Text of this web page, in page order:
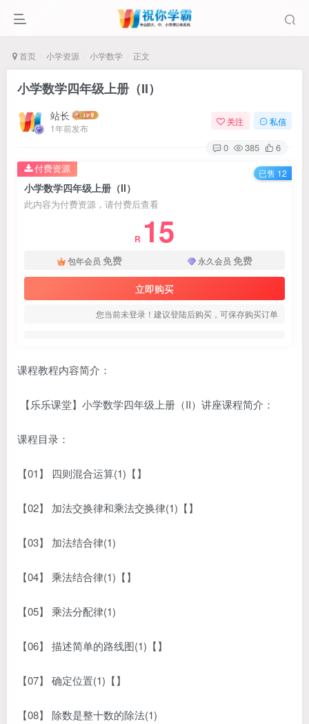
首页 小学资源 小学数学 正文
小学数学四年级上册（II）
站长
1年前发布
关注 私信
0 385 6
小学数学四年级上册（II）
此内容为付费资源，请付费后查看
R 15
包年会员 免费 永久会员 免费
立即购买
您当前未登录！建议登陆后购买，可保存购买订单
付费资源 已售 12
课程教程内容简介：
【乐乐课堂】小学数学四年级上册（II）讲座课程简介：
课程目录：
【01】 四则混合运算(1)【】
【02】 加法交换律和乘法交换律(1)【】
【03】 加法结合律(1)
【04】 乘法结合律(1)【】
【05】 乘法分配律(1)
【06】 描述简单的路线图(1)【】
【07】 确定位置(1)【】
【08】 除数是整十数的除法(1)